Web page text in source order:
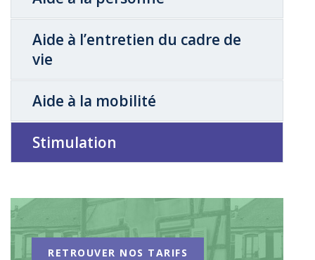
Aide à l’entretien du cadre de
vie
Aide à la mobilité
Stimulation
RETROUVER NOS TARIFS